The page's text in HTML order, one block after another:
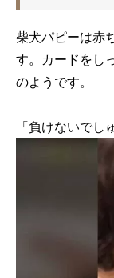
柴犬パピーは赤
す。カードをし
のようです。
「負けないでし